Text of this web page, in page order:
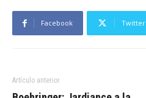
Facebook Twitter
Artículo anterior